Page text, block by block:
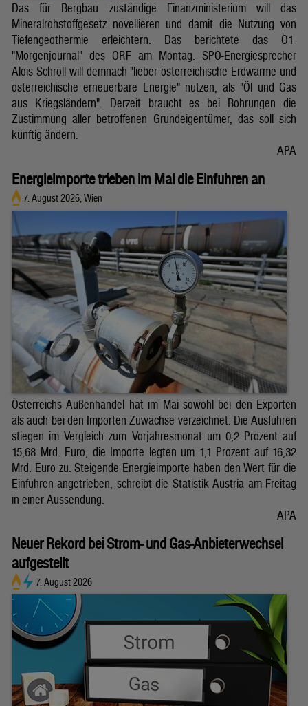
Das für Bergbau zuständige Finanzministerium will das
Mineralrohstoffgesetz novellieren und damit die Nutzung von
Tiefengeothermie erleichtern. Das berichtete das Ö1-
"Morgenjournal" des ORF am Montag. SPÖ-Energiesprecher
Alois Schroll will demnach "lieber österreichische Erdwärme und
österreichische erneuerbare Energie" nutzen, als "Öl und Gas
aus Kriegsländern". Derzeit braucht es bei Bohrungen die
Zustimmung aller betroffenen Grundeigentümer, das soll sich
künftig ändern.
APA
Energieimporte trieben im Mai die Einfuhren an
7. August 2026, Wien
Österreichs Außenhandel hat im Mai sowohl bei den Exporten
als auch bei den Importen Zuwächse verzeichnet. Die Ausfuhren
stiegen im Vergleich zum Vorjahresmonat um 0,2 Prozent auf
15,68 Mrd. Euro, die Importe legten um 1,1 Prozent auf 16,32
Mrd. Euro zu. Steigende Energieimporte haben den Wert für die
Einfuhren angetrieben, schreibt die Statistik Austria am Freitag
in einer Aussendung.
APA
Neuer Rekord bei Strom- und Gas-Anbieterwechsel
aufgestellt
7. August 2026